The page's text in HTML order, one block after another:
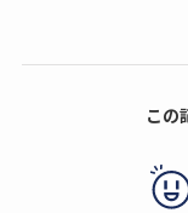
この